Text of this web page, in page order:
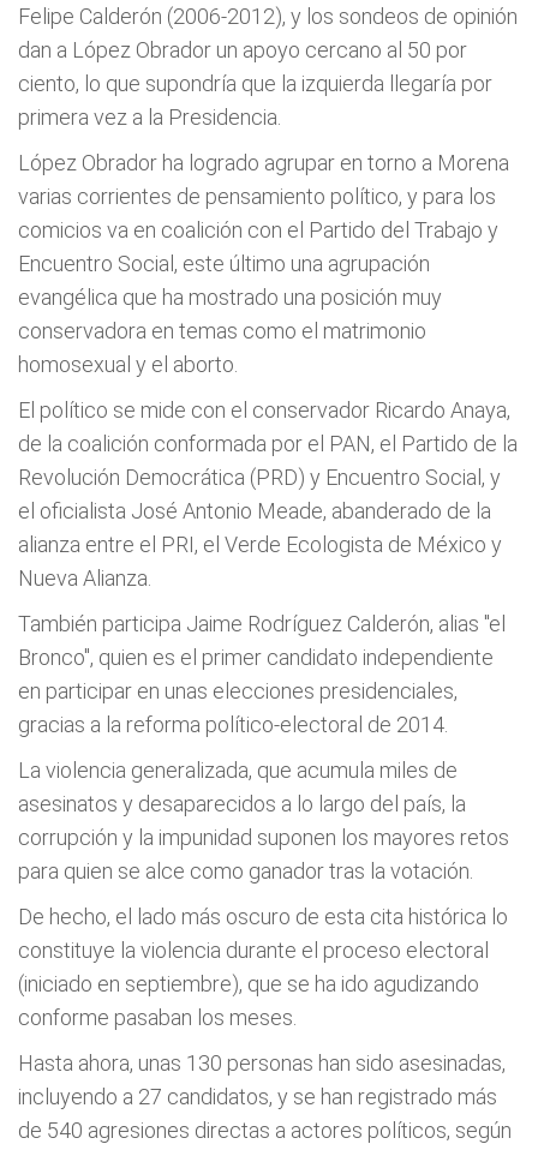
Felipe Calderón (2006-2012), y los sondeos de opinión
dan a López Obrador un apoyo cercano al 50 por
ciento, lo que supondría que la izquierda llegaría por
primera vez a la Presidencia.
López Obrador ha logrado agrupar en torno a Morena
varias corrientes de pensamiento político, y para los
comicios va en coalición con el Partido del Trabajo y
Encuentro Social, este último una agrupación
evangélica que ha mostrado una posición muy
conservadora en temas como el matrimonio
homosexual y el aborto.
El político se mide con el conservador Ricardo Anaya,
de la coalición conformada por el PAN, el Partido de la
Revolución Democrática (PRD) y Encuentro Social, y
el oficialista José Antonio Meade, abanderado de la
alianza entre el PRI, el Verde Ecologista de México y
Nueva Alianza.
También participa Jaime Rodríguez Calderón, alias "el
Bronco", quien es el primer candidato independiente
en participar en unas elecciones presidenciales,
gracias a la reforma político-electoral de 2014.
La violencia generalizada, que acumula miles de
asesinatos y desaparecidos a lo largo del país, la
corrupción y la impunidad suponen los mayores retos
para quien se alce como ganador tras la votación.
De hecho, el lado más oscuro de esta cita histórica lo
constituye la violencia durante el proceso electoral
(iniciado en septiembre), que se ha ido agudizando
conforme pasaban los meses.
Hasta ahora, unas 130 personas han sido asesinadas,
incluyendo a 27 candidatos, y se han registrado más
de 540 agresiones directas a actores políticos, según